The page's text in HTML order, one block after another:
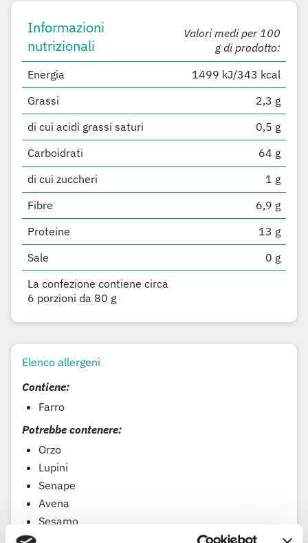
Informazioni
nutrizionali
Valori medi per 100
g di prodotto:
Energia
1499 kJ/343 kcal
Grassi
2,3 g
di cui acidi grassi saturi
0,5 g
Carboidrati
64 g
di cui zuccheri
1 g
Fibre
6,9 g
Proteine
13 g
Sale
0 g
La confezione contiene circa
6 porzioni da 80 g
Elenco allergeni
Contiene:
Farro
Potrebbe contenere:
Orzo
Lupini
Senape
Avena
Sesamo